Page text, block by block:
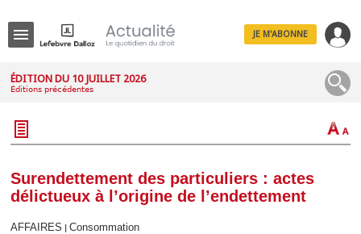
JE M'ABONNE
ÉDITION DU 10 JUILLET 2026
Éditions précédentes
Surendettement des particuliers : actes
délictueux à l’origine de l’endettement
AFFAIRES
Consommation